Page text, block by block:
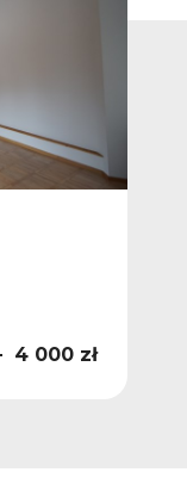
4 000 zł